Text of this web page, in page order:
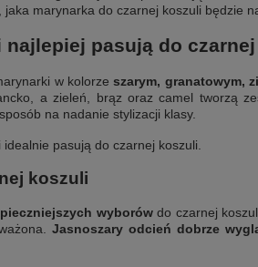
marynarka do czarnej koszuli będzie
pasują do
w kolorzeszarym, granatowym,
a zieleń, brąz oraz camel tworzą
na nadanie stylizacji klasy.
pasują do czarnej koszuli.
koszuli
wyborówdo czarnej
Jasnoszary odcień dobrze